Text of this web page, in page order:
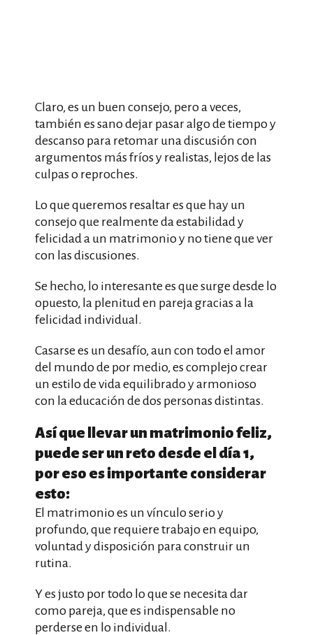
Claro, es un buen consejo, pero a veces,
también es sano dejar pasar algo de tiempo y
descanso para retomar una discusión con
argumentos más fríos y realistas, lejos de las
culpas o reproches.
Lo que queremos resaltar es que hay un
consejo que realmente da estabilidad y
felicidad a un matrimonio y no tiene que ver
con las discusiones.
Se hecho, lo interesante es que surge desde lo
opuesto, la plenitud en pareja gracias a la
felicidad individual.
Casarse es un desafío, aun con todo el amor
del mundo de por medio, es complejo crear
un estilo de vida equilibrado y armonioso
con la educación de dos personas distintas.
Así que llevar un matrimonio feliz,
puede ser un reto desde el día 1,
por eso es importante considerar
esto:
El matrimonio es un vínculo serio y
profundo, que requiere trabajo en equipo,
voluntad y disposición para construir un
rutina.
Y es justo por todo lo que se necesita dar
como pareja, que es indispensable no
perderse en lo individual.